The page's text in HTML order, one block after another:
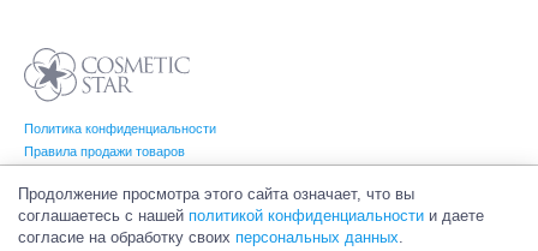
Политика конфиденциальности
Правила продажи товаров
Продолжение просмотра этого сайта означает, что вы
соглашаетесь с нашей политикой конфиденциальности и даете
согласие на обработку своих персональных данных.